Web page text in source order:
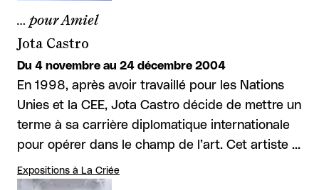
… pour Amiel
Jota Castro
Du 4 novembre au 24 décembre 2004
En 1998, après avoir travaillé pour les Nations
Unies et la CEE, Jota Castro décide de mettre un
terme à sa carrière diplomatique internationale
pour opérer dans le champ de l’art. Cet artiste …
Expositions à La Criée